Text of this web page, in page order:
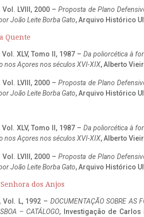
Vol. LVIII, 2000 –Proposta de Plano
João Leite Borba Gato, Arquivo Histórico
Quente
XLV, Tomo II, 1987 – Da poliorcética à
nos Açores nos séculos XVI-XIX, Alberto
Vol. LVIII, 2000 –Proposta de Plano
João Leite Borba Gato, Arquivo Histórico
XLV, Tomo II, 1987 – Da poliorcética à
nos Açores nos séculos XVI-XIX, Alberto
Vol. LVIII, 2000 –Proposta de Plano
João Leite Borba Gato, Arquivo Histórico
dos Anjos
Vol. L, 1992 – DOCUMENTAÇÃO SOBRE AS
– CATÁLOGO, Investigação de